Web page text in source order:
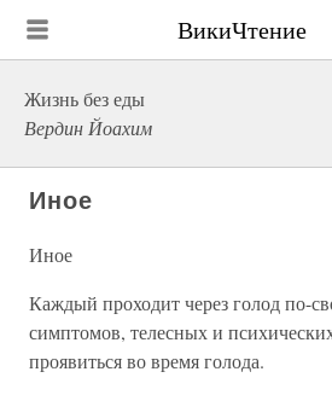
ВикиЧтение
Жизнь без еды
Вердин Йоахим
Иное
Иное
Каждый проходит через голод по-
симптомов, телесных и
проявиться во время голода.